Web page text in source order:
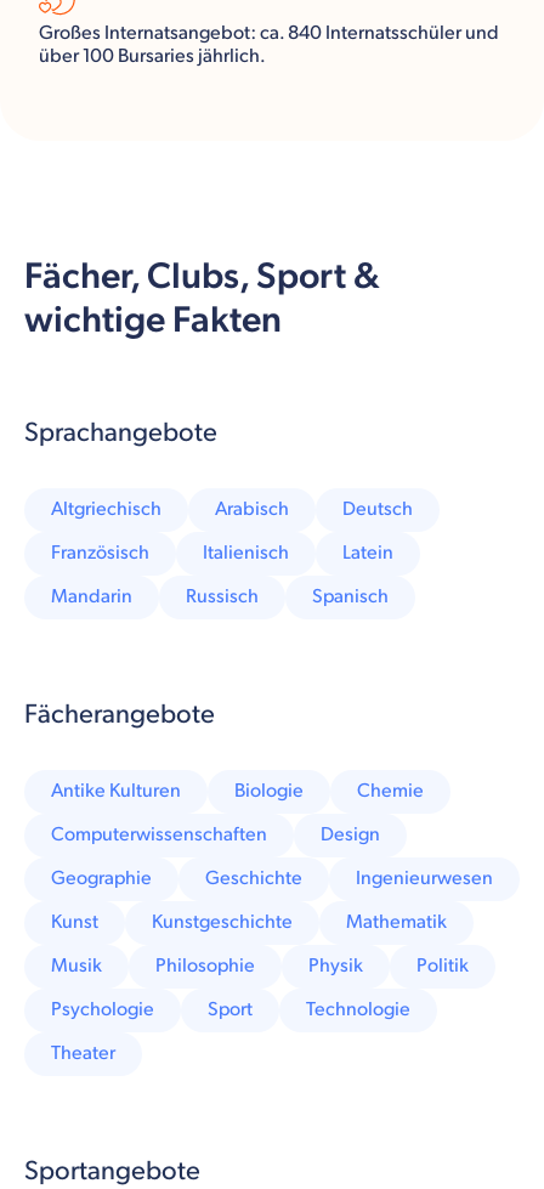
Großes Internatsangebot: ca. 840 Internatsschüler und
über 100 Bursaries jährlich.
Fächer, Clubs, Sport &
wichtige Fakten
Sprachangebote
Altgriechisch Arabisch
Deutsch
Französisch
Italienisch
Latein
Mandarin
Russisch Spanisch
Fächerangebote
Antike Kulturen Biologie
Chemie
Computerwissenschaften
Design
Geographie
Geschichte
Ingenieurwesen
Kunst
Kunstgeschichte
Mathematik
Musik
Philosophie Physik
Politik
Psychologie
Sport
Technologie
Theater
Sportangebote